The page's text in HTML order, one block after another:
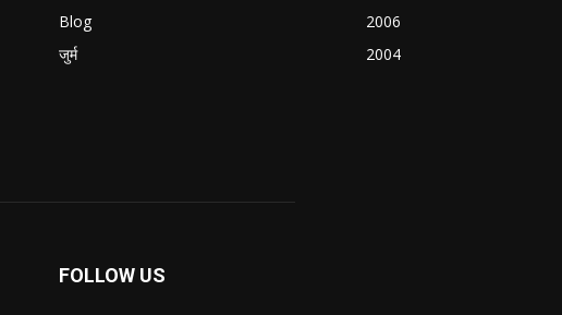
Blog
2006
जुर्म
2004
FOLLOW US